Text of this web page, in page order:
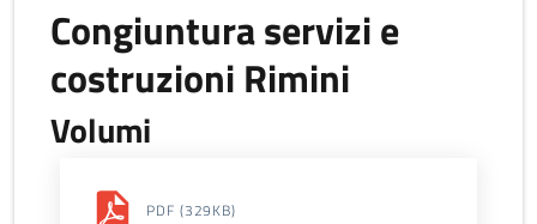
Congiuntura servizi e
costruzioni Rimini
Volumi
PDF (329KB)